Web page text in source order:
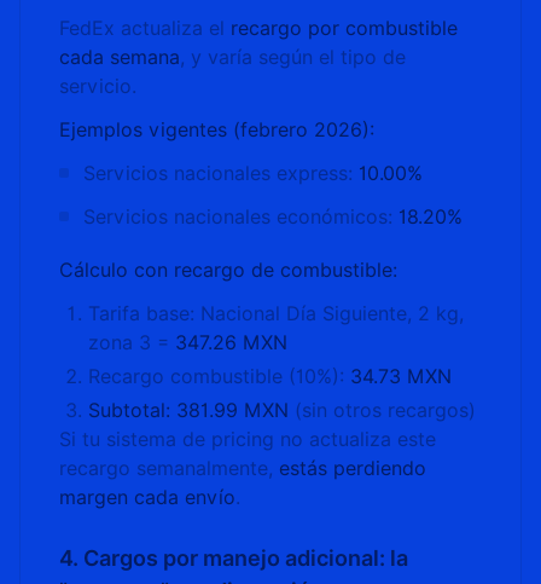
FedEx actualiza el recargo por combustible
cada semana, y varía según el tipo de
servicio.
Ejemplos vigentes (febrero 2026):
Servicios nacionales express: 10.00%
Servicios nacionales económicos: 18.20%
Cálculo con recargo de combustible:
Tarifa base: Nacional Día Siguiente, 2 kg,
zona 3 = 347.26 MXN
Recargo combustible (10%): 34.73 MXN
Subtotal: 381.99 MXN (sin otros recargos)
Si tu sistema de pricing no actualiza este
recargo semanalmente, estás perdiendo
margen cada envío.
4. Cargos por manejo adicional: la